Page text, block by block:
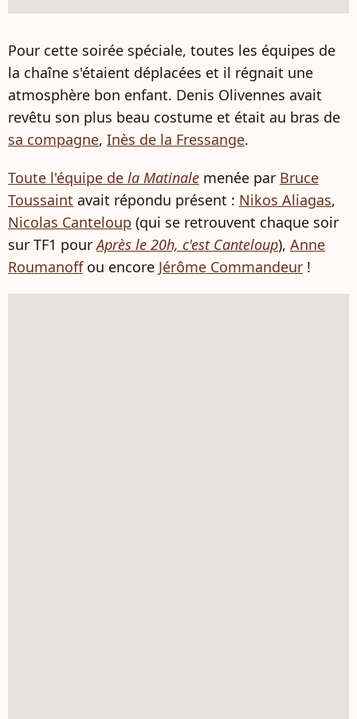
Pour cette soirée spéciale, toutes les équipes de
la chaîne s'étaient déplacées et il régnait une
atmosphère bon enfant. Denis Olivennes avait
revêtu son plus beau costume et était au bras de
sa compagne, Inès de la Fressange.
Toute l'équipe de la Matinale menée par Bruce
Toussaint avait répondu présent : Nikos Aliagas,
Nicolas Canteloup (qui se retrouvent chaque soir
sur TF1 pour Après le 20h, c'est Canteloup), Anne
Roumanoffou encore Jérôme Commandeur !